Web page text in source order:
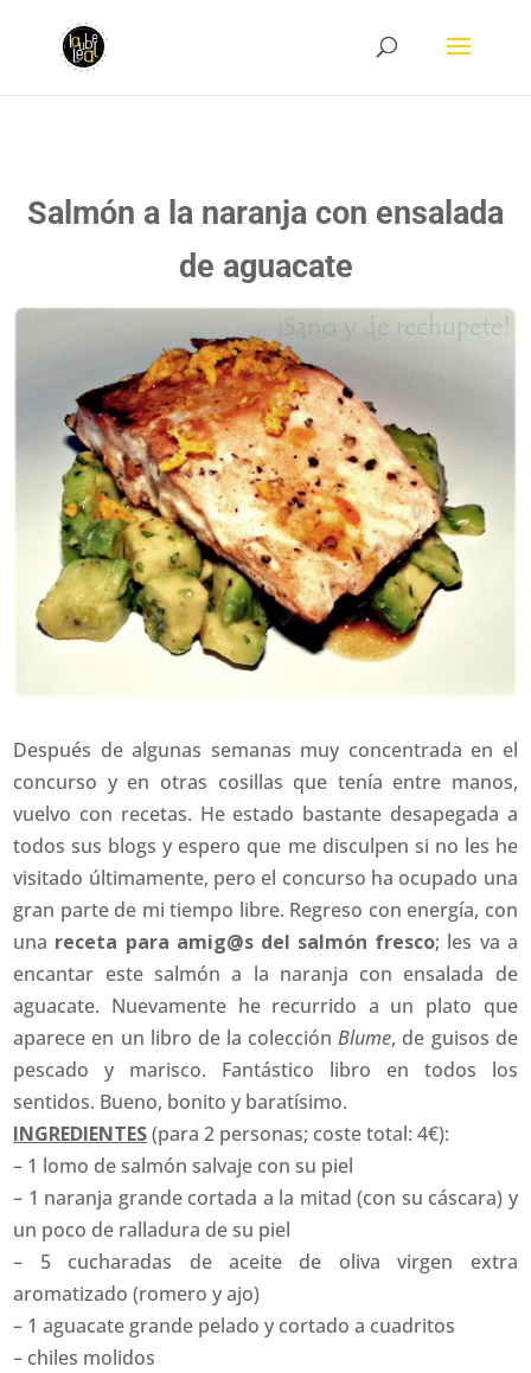
Salmón a la naranja con ensalada
de aguacate
Después de algunas semanas muy concentrada en el
concurso y en otras cosillas que tenía entre manos,
vuelvo con recetas. He estado bastante desapegada a
todos sus blogs y espero que me disculpen si no les he
visitado últimamente, pero el concurso ha ocupado una
gran parte de mi tiempo libre. Regreso con energía, con
una receta para amig@s del salmón fresco; les va a
encantar este salmón a la naranja con ensalada de
aguacate. Nuevamente he recurrido a un plato que
aparece en un libro de la colecciónBlume, de guisos de
pescado y marisco. Fantástico libro en todos los
sentidos. Bueno, bonito y baratísimo.
INGREDIENTES(para 2 personas; coste total: 4€):
– 1 lomo de salmón salvaje con su piel
– 1 naranja grande cortada a la mitad (con su cáscara) y
un poco de ralladura de su piel
– 5 cucharadas de aceite de oliva virgen extra
aromatizado (romero y ajo)
– 1 aguacate grande pelado y cortado a cuadritos
– chiles molidos